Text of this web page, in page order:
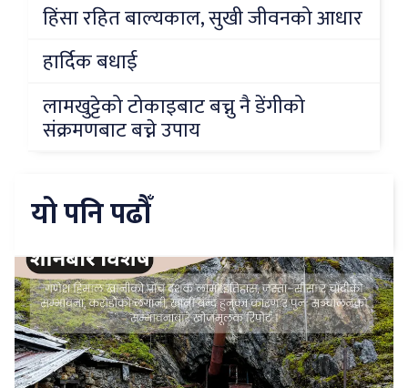
हिंसा रहित बाल्यकाल, सुखी जीवनको आधार
हार्दिक बधाई
लामखुट्टेको टोकाइबाट बच्नु नै डेंगीको
संक्रमणबाट बच्ने उपाय
यो पनि पढौँ